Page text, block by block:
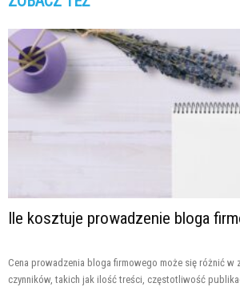
Ile kosztuje prowadzenie bloga
Cena prowadzenia bloga firmowego może się różnić w
czynników, takich jak ilość treści, częstotliwość